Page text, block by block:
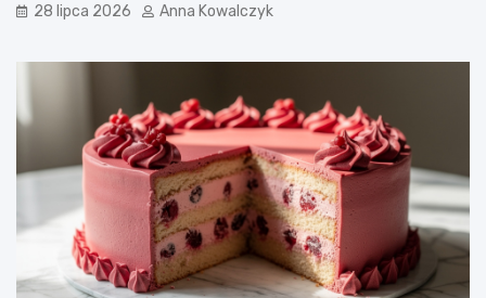
28 lipca 2026 Anna Kowalczyk